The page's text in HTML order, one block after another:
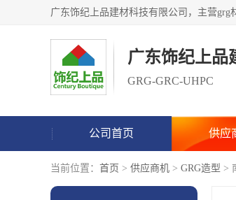
广东饰纪上品
GRG-GRC-UHPC
公司首页 供应
当前位置： 首页 > 供应商机 > GRG造型 >